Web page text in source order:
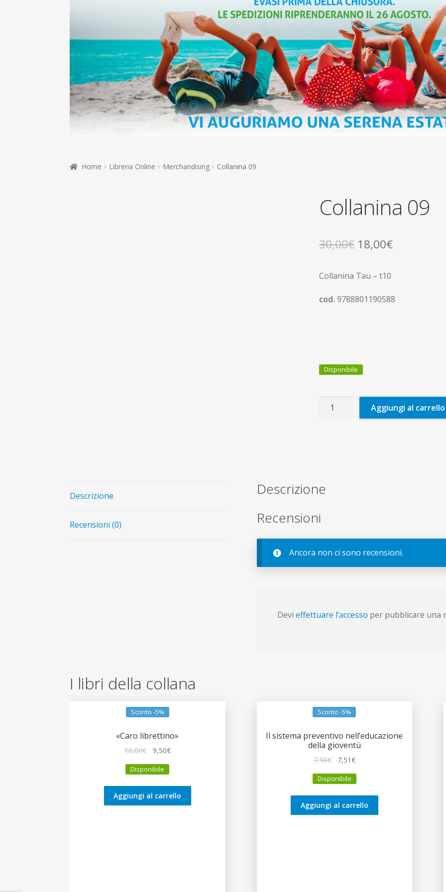
Home Libreria Online Merchandising Collanina 09
Collanina 09
30,00€ Il
originale
era:
18,00€Il
è:
Collanina Tau – t10
cod. 9788801190588
Disponibile
Collanina
Aggiungi al carrello
Descrizione
Recensioni (0)
Descrizione
Recensioni
Ancora non ci sono recensioni.
Devieffettuare l’accesso per pubblicare una
I libri della collana
Sconto -5%
«Caro librettino»
10,00€
originale
10,00€.
9,50€Il
9,50€.
Disponibile
Aggiungi al carrello
Sconto -5%
Il sistema preventivo nell’educazione
della gioventù
7,90€
originale
7,90€.
7,51€Il
attuale
7,51€.
Disponibile
Aggiungi al carrello